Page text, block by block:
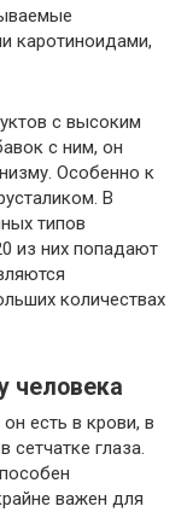
каротиноидами,
с высоким
с ним, он
Особенно к
В
типов
из них попадают
количествах
человека
есть в крови, в
сетчатке глаза.
важен для